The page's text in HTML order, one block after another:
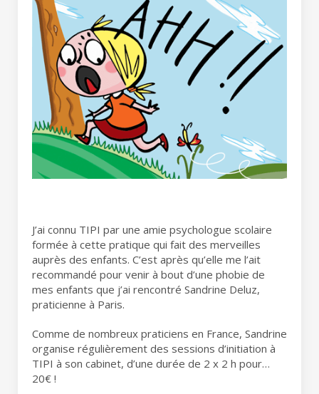
J’ai connu TIPI par une amie psychologue scolaire
formée à cette pratique qui fait des merveilles
auprès des enfants. C’est après qu’elle me l’ait
recommandé pour venir à bout d’une phobie de
mes enfants que j’ai rencontré Sandrine Deluz,
praticienne à Paris.
Comme de nombreux praticiens en France, Sandrine
organise régulièrement des sessions d’initiation à
TIPI à son cabinet, d’une durée de 2 x 2 h pour…
20€ !